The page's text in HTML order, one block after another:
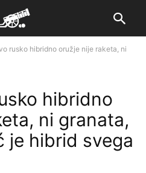
rusko hibridno oružje nije raketa, ni
hibridno
ni granata,
je hibrid svega